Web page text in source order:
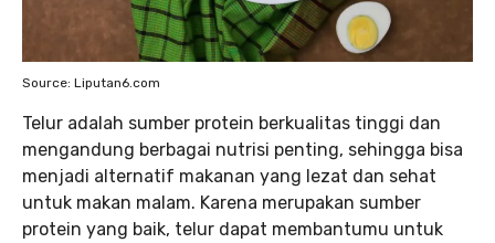
Source: Liputan6.com
Telur adalah sumber protein berkualitas tinggi dan
mengandung berbagai nutrisi penting, sehingga bisa
menjadi alternatif makanan yang lezat dan sehat
untuk makan malam. Karena merupakan sumber
protein yang baik, telur dapat membantumu untuk